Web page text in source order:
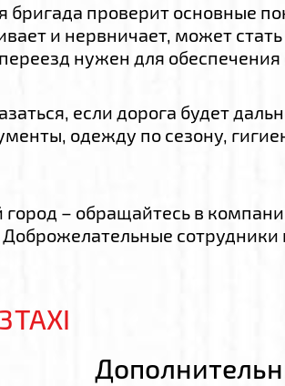
проверит основные
и нервничает, может
нужен для
если дорога будет
одежду по сезону,
– обращайтесь в
сотрудники